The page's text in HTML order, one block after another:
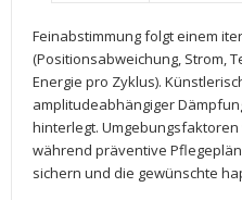
Feinabstimmung folgt ​einem
(Positionsabweichung, Strom,
Energie pro‍ Zyklus).‌
amplitudeabhängiger
hinterlegt.
während präventive
sichern und die gewünschte